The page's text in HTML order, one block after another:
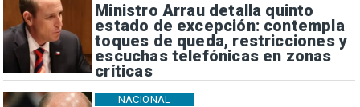
Ministro Arrau detalla quinto
estado de excepción: contempla
toques de queda, restricciones y
escuchas telefónicas en zonas
críticas
NACIONAL